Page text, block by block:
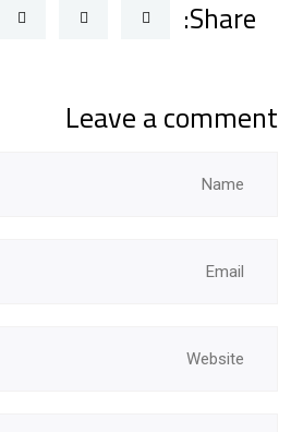
Share:
Leave a comment